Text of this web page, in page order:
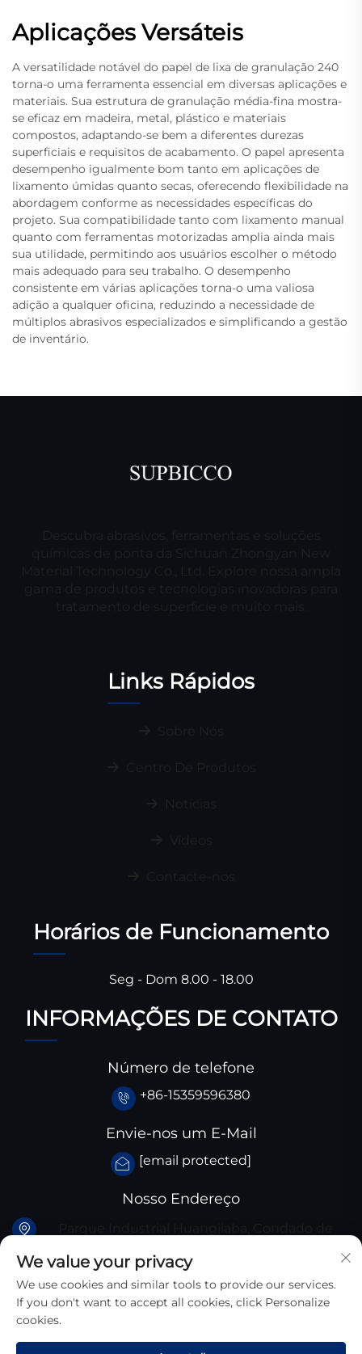
Aplicações Versáteis
A versatilidade notável do papel de lixa de granulação 240
torna-o uma ferramenta essencial em diversas aplicações e
materiais. Sua estrutura de granulação média-fina mostra-
se eficaz em madeira, metal, plástico e materiais
compostos, adaptando-se bem a diferentes durezas
superficiais e requisitos de acabamento. O papel apresenta
desempenho igualmente bom tanto em aplicações de
lixamento úmidas quanto secas, oferecendo flexibilidade na
abordagem conforme as necessidades específicas do
projeto. Sua compatibilidade tanto com lixamento manual
quanto com ferramentas motorizadas amplia ainda mais
sua utilidade, permitindo aos usuários escolher o método
mais adequado para seu trabalho. O desempenho
consistente em várias aplicações torna-o uma valiosa
adição a qualquer oficina, reduzindo a necessidade de
múltiplos abrasivos especializados e simplificando a gestão
de inventário.
Links Rápidos
Horários de Funcionamento
Seg - Dom 8.00 - 18.00
INFORMAÇÕES DE CONTATO
Número de telefone
+86-15359596380
Envie-nos um E-Mail
[email protected]
Nosso Endereço
Santai, província de Sichuan, China
We value your privacy
We use cookies and similar tools to provide our services.
If you don't want to accept all cookies, click Personalize
cookies.